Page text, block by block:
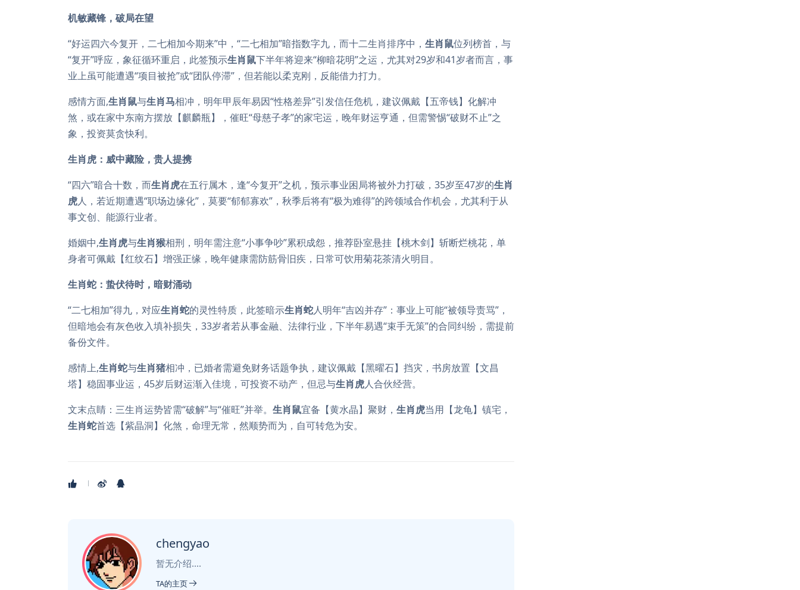
机敏藏锋，破局在望
“好运四六今复开，二七相加今期来”中，“二七相加”暗指数字九，而十二生肖排序中， 生肖鼠位列榜首，与
“复开”呼应，象征循环重启，此签预示生肖鼠下半年将迎来“柳暗花明”之运，尤其对29岁和41岁者而言，事
业上虽可能遭遇“项目被抢”或“团队停滞”，但若能以柔克刚，反能借力打力。
感情方面,生肖鼠与生肖马相冲，明年甲辰年易因“性格差异”引发信任危机，建议佩戴【五帝钱】化解冲
煞，或在家中东南方摆放【麒麟瓶】，催旺“母慈子孝”的家宅运，晚年财运亨通，但需警惕“破财不止”之
象，投资莫贪快利。
生肖虎：威中藏险，贵人提携
“四六”暗合十数，而生肖虎在五行属木，逢“今复开”之机，预示事业困局将被外力打破，35岁至47岁的生肖
虎人，若近期遭遇“职场边缘化”，莫要“郁郁寡欢”，秋季后将有“极为难得”的跨领域合作机会，尤其利于从
事文创、能源行业者。
婚姻中,生肖虎与生肖猴相刑，明年需注意“小事争吵”累积成怨，推荐卧室悬挂【桃木剑】斩断烂桃花，单
身者可佩戴【红纹石】增强正缘，晚年健康需防筋骨旧疾，日常可饮用菊花茶清火明目。
生肖蛇：蛰伏待时，暗财涌动
“二七相加”得九，对应生肖蛇的灵性特质，此签暗示生肖蛇人明年“吉凶并存”：事业上可能“被领导责骂”，
但暗地会有灰色收入填补损失，33岁者若从事金融、法律行业，下半年易遇“束手无策”的合同纠纷，需提前
备份文件。
感情上,生肖蛇与生肖猪相冲，已婚者需避免财务话题争执，建议佩戴【黑曜石】挡灾，书房放置【文昌
塔】稳固事业运，45岁后财运渐入佳境，可投资不动产，但忌与生肖虎人合伙经营。
文末点睛：三生肖运势皆需“破解”与“催旺”并举。 生肖鼠宜备【黄水晶】聚财， 生肖虎当用【龙龟】镇宅，
生肖蛇首选【紫晶洞】化煞，命理无常，然顺势而为，自可转危为安。
chengyao
暂无介绍....
TA的主页